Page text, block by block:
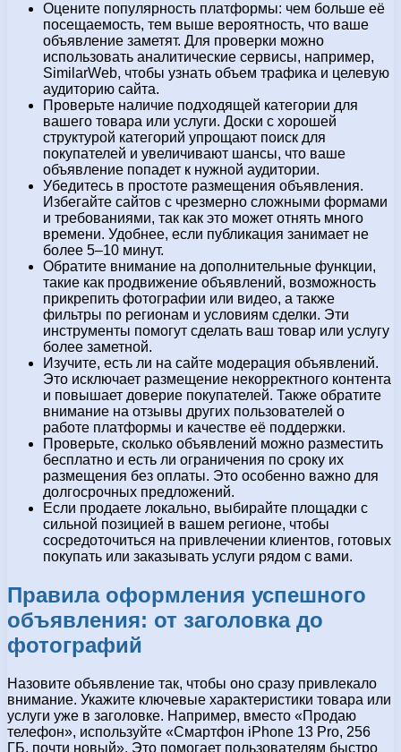
Оцените популярность платформы: чем больше её
посещаемость, тем выше вероятность, что ваше
объявление заметят. Для проверки можно
использовать аналитические сервисы, например,
SimilarWeb, чтобы узнать объем трафика и целевую
аудиторию сайта.
Проверьте наличие подходящей категории для
вашего товара или услуги. Доски с хорошей
структурой категорий упрощают поиск для
покупателей и увеличивают шансы, что ваше
объявление попадет к нужной аудитории.
Убедитесь в простоте размещения объявления.
Избегайте сайтов с чрезмерно сложными формами
и требованиями, так как это может отнять много
времени. Удобнее, если публикация занимает не
более 5–10 минут.
Обратите внимание на дополнительные функции,
такие как продвижение объявлений, возможность
прикрепить фотографии или видео, а также
фильтры по регионам и условиям сделки. Эти
инструменты помогут сделать ваш товар или услугу
более заметной.
Изучите, есть ли на сайте модерация объявлений.
Это исключает размещение некорректного контента
и повышает доверие покупателей. Также обратите
внимание на отзывы других пользователей о
работе платформы и качестве её поддержки.
Проверьте, сколько объявлений можно разместить
бесплатно и есть ли ограничения по сроку их
размещения без оплаты. Это особенно важно для
долгосрочных предложений.
Если продаете локально, выбирайте площадки с
сильной позицией в вашем регионе, чтобы
сосредоточиться на привлечении клиентов, готовых
покупать или заказывать услуги рядом с вами.
Правила оформления успешного
объявления: от заголовка до
фотографий
Назовите объявление так, чтобы оно сразу привлекало
внимание. Укажите ключевые характеристики товара или
услуги уже в заголовке. Например, вместо «Продаю
телефон», используйте «Смартфон iPhone 13 Pro, 256
ГБ, почти новый». Это помогает пользователям быстро